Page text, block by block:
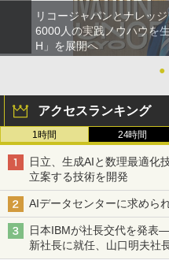
リコージャパンとナレッ
6000人の実践ノウハウを
H」を展開へ
●
アクセスランキング
1時間 24時間
日立、生成AIと数理最適化
立案する技術を開発
AIデータセンターに求めら
日本IBMが社長交代を発
新社長に就任、山口明夫社